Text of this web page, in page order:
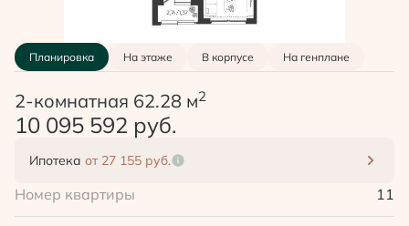
Планировка На этаже В корпусе На генплане
2-комнатная 62.28 м2
10 095 592 руб.
Ипотека от 27 155 руб.
Номер квартиры 11